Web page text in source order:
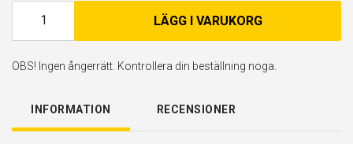
LÄGG I VARUKORG
OBS! Ingen ångerrätt. Kontrollera din beställning noga.
INFORMATION RECENSIONER